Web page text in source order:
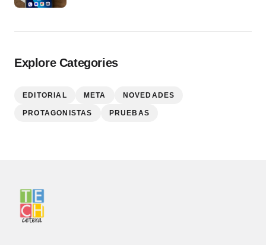
Explore Categories
EDITORIAL META NOVEDADES
PROTAGONISTAS PRUEBAS